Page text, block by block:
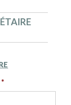
*